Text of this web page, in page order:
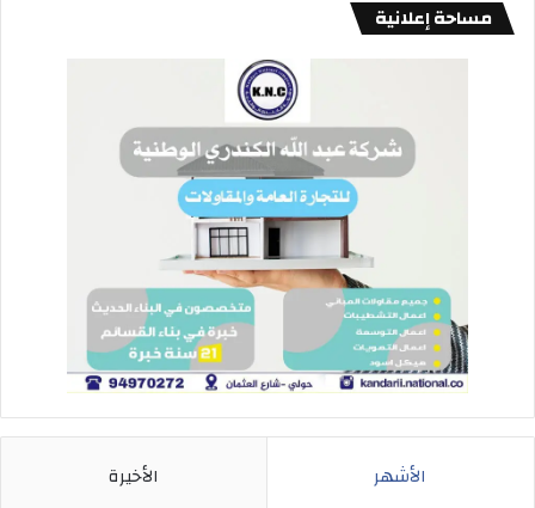
مساحة إعلانية
الأشهر الأخيرة